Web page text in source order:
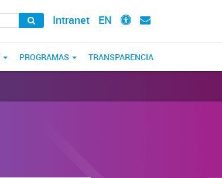
Intranet EN
PROGRAMAS TRANSPARENCIA